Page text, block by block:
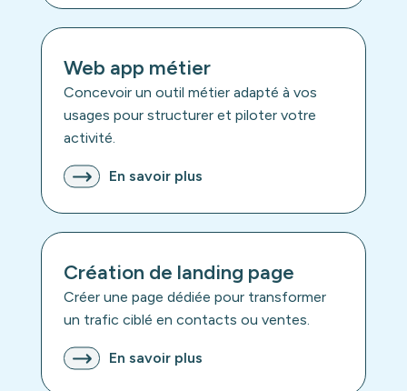
Web app métier
Concevoir un outil métier adapté à vos
usages pour structurer et piloter votre
activité.
En savoir plus
Création de landing page
Créer une page dédiée pour transformer
un trafic ciblé en contacts ou ventes.
En savoir plus